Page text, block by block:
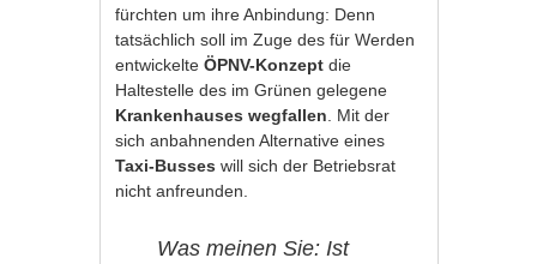
fürchten um ihre Anbindung: Denn
tatsächlich soll im Zuge des für Werden
entwickelteÖPNV-Konzept die
Haltestelle des im Grünen gelegene
Krankenhauses wegfallen . Mit der
sich anbahnenden Alternative eines
Taxi-Busses will sich der Betriebsrat
nicht anfreunden.
Was meinen Sie: Ist